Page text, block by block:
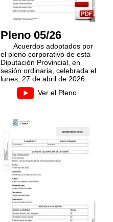
Pleno 05/26
Acuerdos adoptados por
el pleno corporativo de esta
Diputación Provincial, en
sesión ordinaria, celebrada el
lunes, 27 de abril de 2026.
Ver el Pleno